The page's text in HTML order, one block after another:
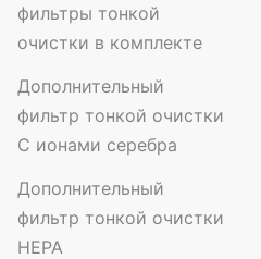
фильтры тонкой
очистки в комплекте
Дополнительный
фильтр тонкой очистки
С ионами серебра
Дополнительный
фильтр тонкой очистки
HEPA